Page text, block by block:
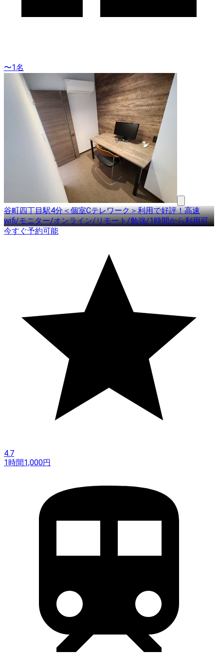
〜1名
谷町四丁目駅4分＜個室Cテレワーク＞利用で好評！高速
wifi/モニター/オンライン/リモート/勉強/1時間から利用可
今すぐ予約可能
4.7
1時間1,000円